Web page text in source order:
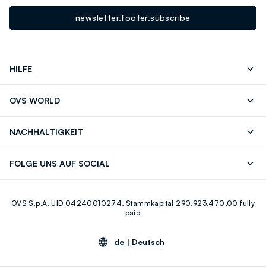
newsletter.footer.subscribe
HILFE
Bestellung/Rücksendung
OVS WORLD
NACHHALTIGKEIT
FOLGE UNS AUF SOCIAL
Youtube Linkedin
OVS S.p.A, UID 04240010274, Stammkapital 290.923.470,00 fully
paid
de | Deutsch